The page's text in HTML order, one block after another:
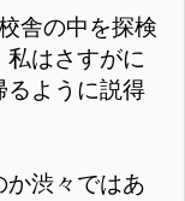
舎の中を探検
私はさすがに
るように説得
か渋々ではあ